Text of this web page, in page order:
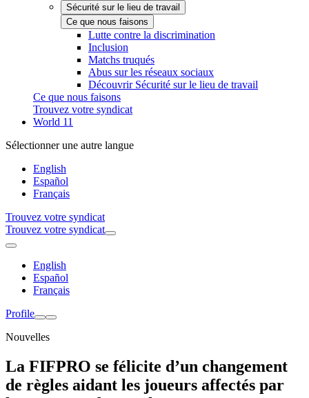
Sécurité sur le lieu de travail
Ce que nous faisons
Lutte contre la discrimination
Inclusion
Matchs truqués
Abus sur les réseaux sociaux
Découvrir Sécurité sur le lieu de travail
Ce que nous faisons
Trouvez votre syndicat
World 11
Sélectionner une autre langue
English
Español
Français
Trouvez votre syndicat
Trouvez votre syndicat
English
Español
Français
Profile
Nouvelles
La FIFPRO se félicite d’un changement
de règles aidant les joueurs affectés par